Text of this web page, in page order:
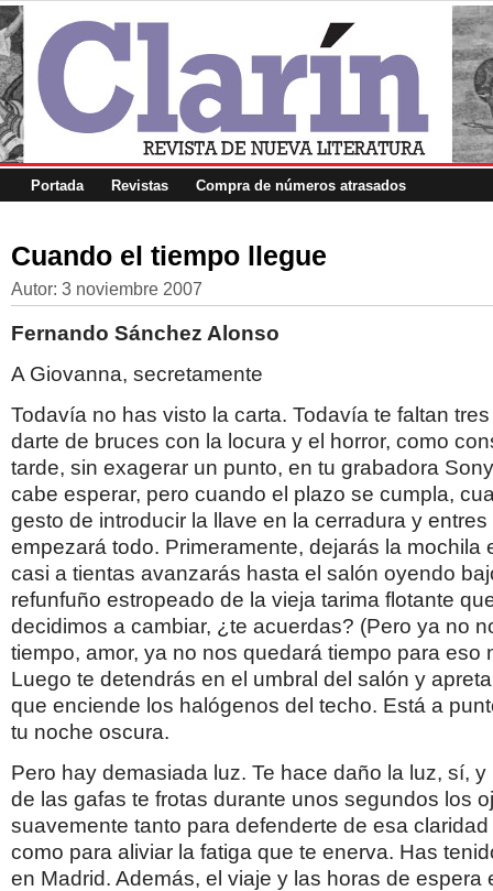
Portada Revistas Compra de números atrasados
Cuando el tiempo llegue
Autor: 3 noviembre 2007
Fernando Sánchez Alonso
A Giovanna, secretamente
Todavía no has visto la carta. Todavía te faltan
darte de bruces con la locura y el horror, como
tarde, sin exagerar un punto, en tu grabadora
cabe esperar, pero cuando el plazo se cumpla,
gesto de introducir la llave en la cerradura y
empezará todo. Primeramente, dejarás la mochila
casi a tientas avanzarás hasta el salón oyendo
refunfuño estropeado de la vieja tarima flotante
decidimos a cambiar, ¿te acuerdas? (Pero ya no
tiempo, amor, ya no nos quedará tiempo para eso
Luego te detendrás en el umbral del salón y
que enciende los halógenos del techo. Está a
tu noche oscura.
Pero hay demasiada luz. Te hace daño la luz, sí,
de las gafas te frotas durante unos segundos los
suavemente tanto para defenderte de esa
como para aliviar la fatiga que te enerva. Has
en Madrid. Además, el viaje y las horas de espera